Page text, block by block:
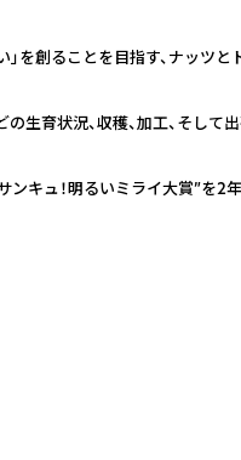
」を創ることを目指す、ナッツ
育状況、収穫、加工、そして
キュ！明るいミライ大賞”を2